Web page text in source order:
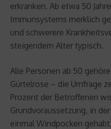
erkranken. Ab etwa 50
Immunsystems merklich
und schwerere
steigendem Alter typisch.
Alle Personen ab 50
Gürtelrose – die Umfrage
Prozent der Betroffenen
Grundvoraussetzung, in
einmal Windpocken